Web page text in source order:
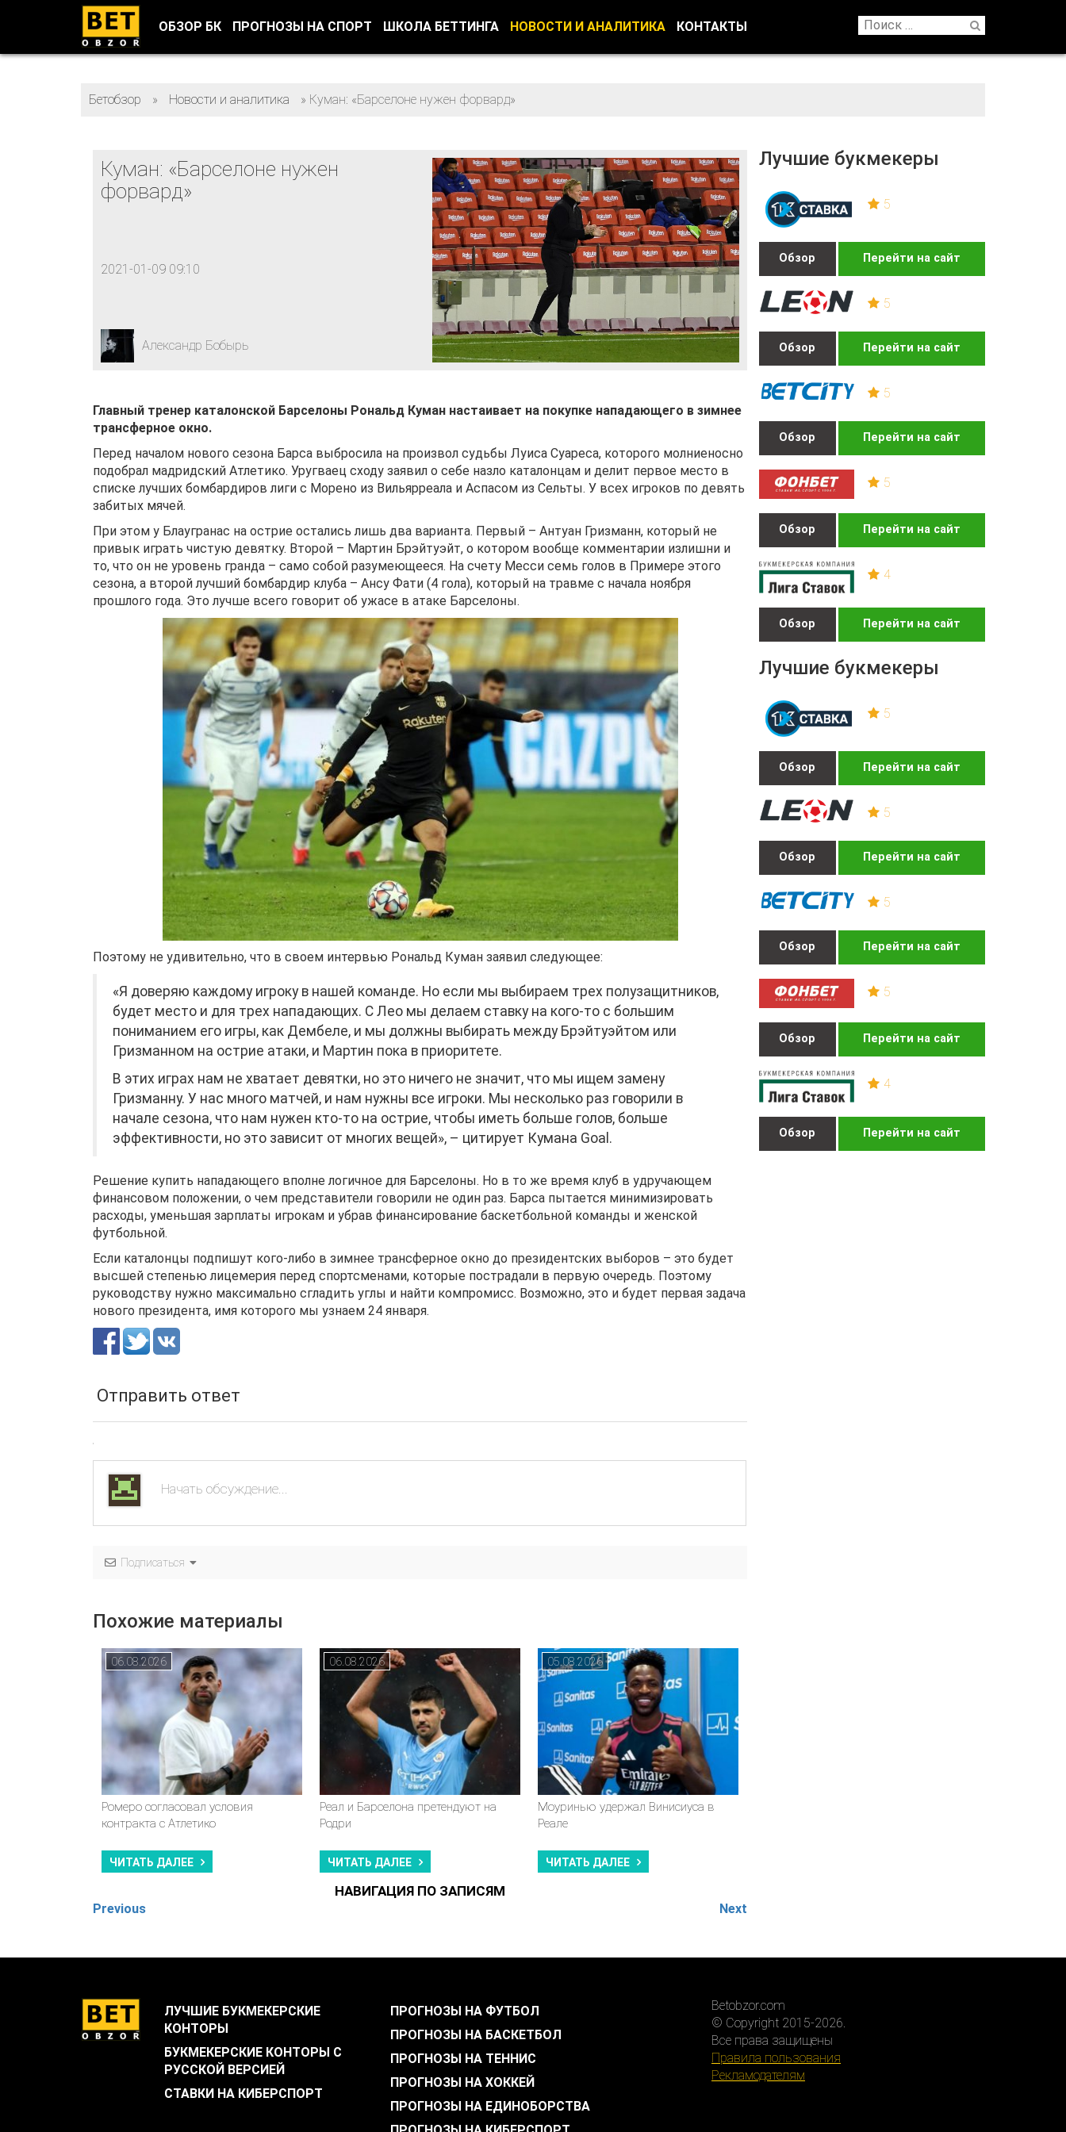
ОБЗОР БК ПРОГНОЗЫ НА СПОРТ ШКОЛА БЕТТИНГА НОВОСТИ И АНАЛИТИКА КОНТАКТЫ
Бетобзор » Новости и аналитика » Куман: «Барселоне нужен форвард»
Лучшие букмекеры
5
Обзор Перейти на сайт
5
Обзор Перейти на сайт
5
Обзор Перейти на сайт
5
Обзор Перейти на сайт
4
Обзор Перейти на сайт
Лучшие букмекеры
5
Обзор Перейти на сайт
5
Обзор Перейти на сайт
5
Обзор Перейти на сайт
5
Обзор Перейти на сайт
4
Обзор Перейти на сайт
Куман: «Барселоне нужен
форвард»
2021-01-09 09:10
Александр Бобырь
Главный тренер каталонской Барселоны Рональд Куман настаивает на покупке нападающего в зимнее
трансферное окно.
Перед началом нового сезона Барса выбросила на произвол судьбы Луиса Суареса, которого молниеносно
подобрал мадридский Атлетико. Уругваец сходу заявил о себе назло каталонцам и делит первое место в
списке лучших бомбардиров лиги с Морено из Вильярреала и Аспасом из Сельты. У всех игроков по девять
забитых мячей.
При этом у Блаугранас на острие остались лишь два варианта. Первый – Антуан Гризманн, который не
привык играть чистую девятку. Второй – Мартин Брэйтуэйт, о котором вообще комментарии излишни и
то, что он не уровень гранда – само собой разумеющееся. На счету Месси семь голов в Примере этого
сезона, а второй лучший бомбардир клуба – Ансу Фати (4 гола), который на травме с начала ноября
прошлого года. Это лучше всего говорит об ужасе в атаке Барселоны.
Поэтому не удивительно, что в своем интервью Рональд Куман заявил следующее:
«Я доверяю каждому игроку в нашей команде. Но если мы выбираем трех полузащитников,
будет место и для трех нападающих. С Лео мы делаем ставку на кого-то с большим
пониманием его игры, как Дембеле, и мы должны выбирать между Брэйтуэйтом или
Гризманном на острие атаки, и Мартин пока в приоритете.
В этих играх нам не хватает девятки, но это ничего не значит, что мы ищем замену
Гризманну. У нас много матчей, и нам нужны все игроки. Мы несколько раз говорили в
начале сезона, что нам нужен кто-то на острие, чтобы иметь больше голов, больше
эффективности, но это зависит от многих вещей», – цитирует Кумана Goal.
Решение купить нападающего вполне логичное для Барселоны. Но в то же время клуб в удручающем
финансовом положении, о чем представители говорили не один раз. Барса пытается минимизировать
расходы, уменьшая зарплаты игрокам и убрав финансирование баскетбольной команды и женской
футбольной.
Если каталонцы подпишут кого-либо в зимнее трансферное окно до президентских выборов – это будет
высшей степенью лицемерия перед спортсменами, которые пострадали в первую очередь. Поэтому
руководству нужно максимально сгладить углы и найти компромисс. Возможно, это и будет первая задача
нового президента, имя которого мы узнаем 24 января.
Отправить ответ
Подписаться
Похожие материалы
06.08.2026
Ромеро согласовал условия
контракта с Атлетико
ЧИТАТЬ ДАЛЕЕ
06.08.2026
Реал и Барселона претендуют на
Родри
ЧИТАТЬ ДАЛЕЕ
05.08.2026
Моуринью удержал Винисиуса в
Реале
ЧИТАТЬ ДАЛЕЕ
НАВИГАЦИЯ ПО ЗАПИСЯМ
Previous Next
ЛУЧШИЕ БУКМЕКЕРСКИЕ
КОНТОРЫ
БУКМЕКЕРСКИЕ КОНТОРЫ С
РУССКОЙ ВЕРСИЕЙ
СТАВКИ НА КИБЕРСПОРТ
ПРОГНОЗЫ НА ФУТБОЛ
ПРОГНОЗЫ НА БАСКЕТБОЛ
ПРОГНОЗЫ НА ТЕННИС
ПРОГНОЗЫ НА ХОККЕЙ
ПРОГНОЗЫ НА ЕДИНОБОРСТВА
Betobzor.com
© Copyright 2015-2026.
Все права защищены
Правила пользования
Рекламодателям